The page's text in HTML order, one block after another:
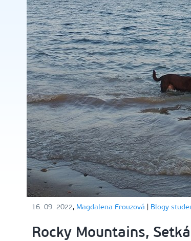
16. 09. 2022, Magdalena Frouzová Blogy
Rocky Mountains,